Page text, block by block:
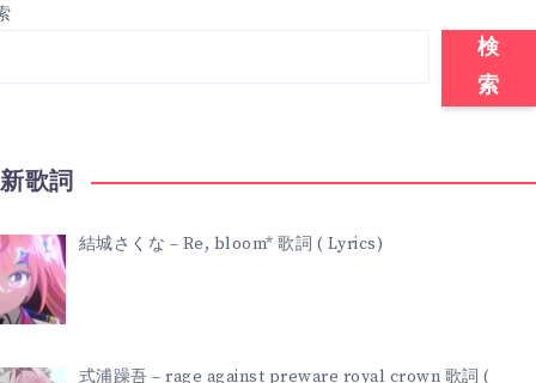
検
索
歌詞
結城さくな – Re, bloom* 歌詞 ( Lyrics)
式浦躁吾 – rage against preware royal crown 歌詞 (